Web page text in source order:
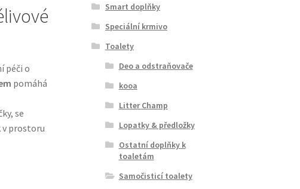
péči o
pomáhá
se
v prostoru
Smart doplňky
Speciální krmivo
Toalety
Deo a odstraňovače
kooa
Litter Champ
Lopatky & předložky
Ostatní doplňky k
toaletám
Samočisticí toalety